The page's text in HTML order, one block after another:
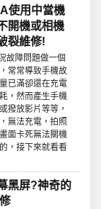
使用中當機
開機或相機
裂維修!
故障問題做一個
常常導致手機故
已滿卻還在充電
，然而產生手機
撥放影片等等，
無法充電，拍照
面卡死無法關機
，接下來就看看
黑屏?神奇的